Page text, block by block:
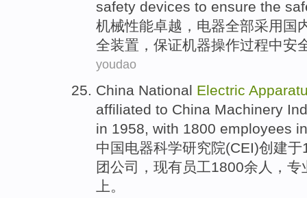
safety devices to ensure the
机械性能卓越 ， 电器全部采用 国
全装置 ， 保证机器操作过程中安
youdao
China National Electric
affiliated to China Machinery
in 1958, with 1800 employees
中国电器科学研究院(CEI)创建于
团公司
，现有员工1800余人，专
上。